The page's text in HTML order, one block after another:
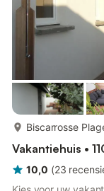
Biscarrosse
Vakantiehuis •
10,0 (23